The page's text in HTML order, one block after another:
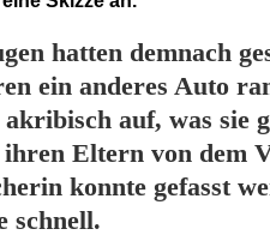
hatten demnach
ein anderes Auto
auf, was sie
ihren Eltern von dem
konnte gefasst
schnell.